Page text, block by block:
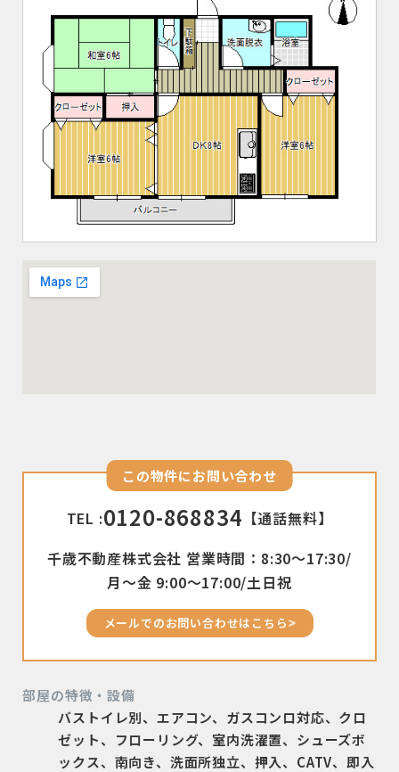
この物件にお問い合わせ
TEL :0120-868834 【通話無料】
千歳不動産株式会社 営業時間：8:30〜17:30/
月〜金 9:00〜17:00/土日祝
メールでのお問い合わせはこちら
部屋の特徴・設備
バストイレ別、エアコン、ガスコンロ対応、クロ
ゼット、フローリング、室内洗濯置、シューズボ
ックス、南向き、洗面所独立、押入、CATV、即入